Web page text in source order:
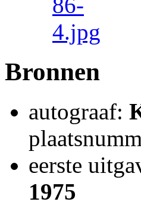
Bronnen
autograaf:
eerste
1975